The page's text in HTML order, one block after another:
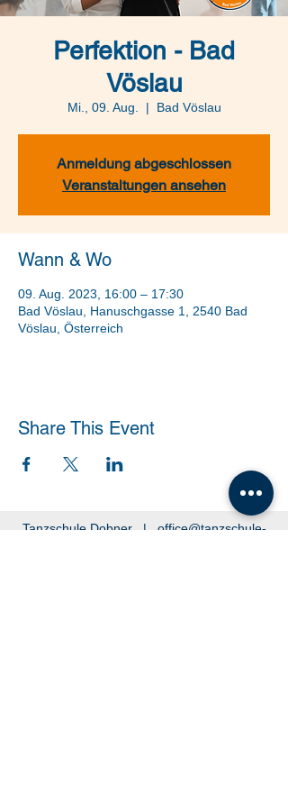
Perfektion - Bad
Vöslau
Mi., 09. Aug.
  |
Bad Vöslau
Anmeldung abgeschlossen
Veranstaltungen ansehen
Wann & Wo
09. Aug. 2023, 16:00 – 17:30
Bad Vöslau, Hanuschgasse 1, 2540 Bad
Vöslau, Österreich
Share This Event
Tanzschule Dobner | office@tanzschule-